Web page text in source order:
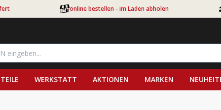
online bestellen - im Laden abholen
WERKSTATT AKTIONEN MARKEN